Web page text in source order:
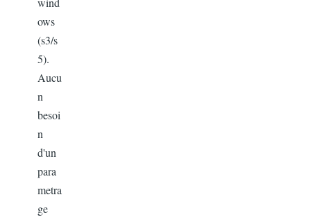
ows
(s3/s
5).
Aucu
n
besoi
n
d'un
para
metra
ge